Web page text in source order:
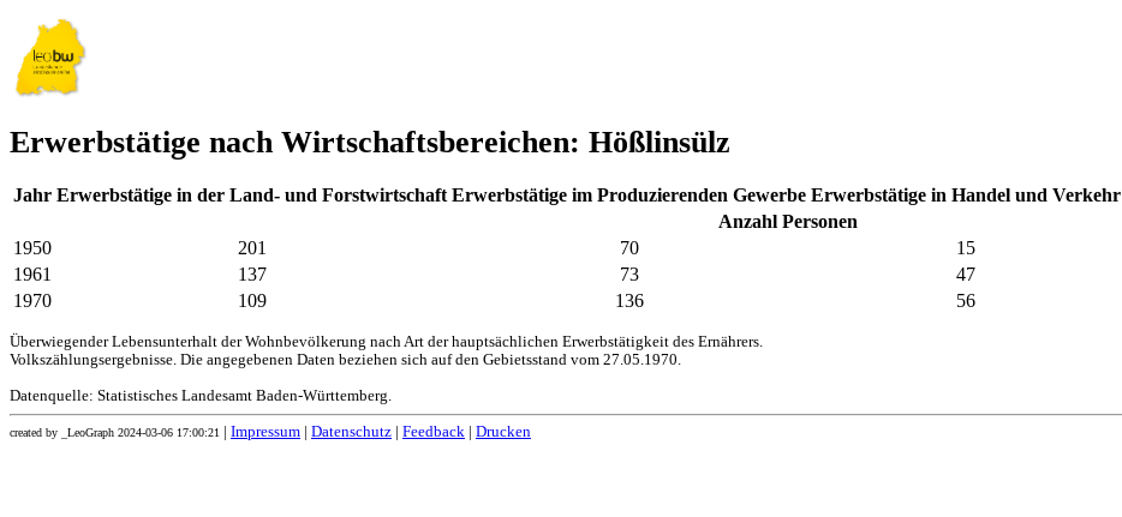
Erwerbstätige nach Wirtschaftsbereichen: Hößlinsülz
Jahr Erwerbstätige in der Land- und Forstwirtschaft Erwerbstätige im Produzierenden Gewerbe Erwerbstätige in Handel und Verkehr
Anzahl Personen
1950
201 70 15
1961
137 73 47
1970
109 136 56
Überwiegender Lebensunterhalt der Wohnbevölkerung nach Art der hauptsächlichen Erwerbstätigkeit des Ernährers.
Volkszählungsergebnisse. Die angegebenen Daten beziehen sich auf den Gebietsstand vom 27.05.1970.
Datenquelle: Statistisches Landesamt Baden-Württemberg.
created by _LeoGraph 2024-03-06 17:00:21 Impressum Datenschutz Feedback Drucken